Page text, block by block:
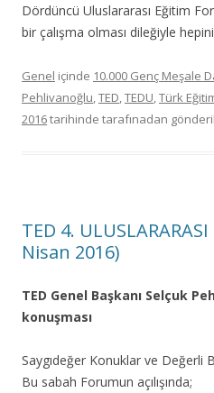
Dördüncü Uluslararası Eğitim
bir çalışma olması dileğiyle
Genel içinde 10.000 Genç Meşale
Pehlivanoğlu,TED,TEDU,Türk
2016tarihinde tarafınadan
TED 4.
Nisan 2016)
TED Genel Başkanı Selçuk
konuşması
Saygıdeğer Konuklar ve Değerli
Bu sabah Forumun açılışında;